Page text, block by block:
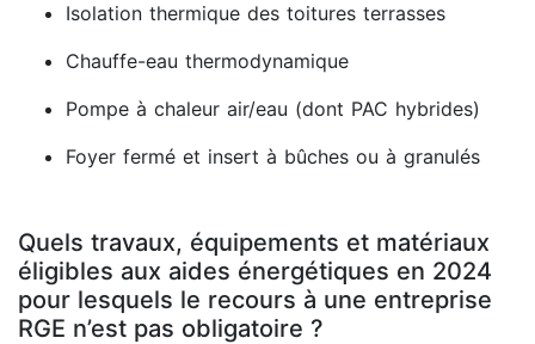
Isolation thermique des toitures terrasses
Chauffe-eau thermodynamique
Pompe à chaleur air/eau (dont PAC hybrides)
Foyer fermé et insert à bûches ou à granulés
Quels travaux, équipements et matériaux
éligibles aux aides énergétiques en 2024
pour lesquels le recours à une entreprise
RGE n’est pas obligatoire ?